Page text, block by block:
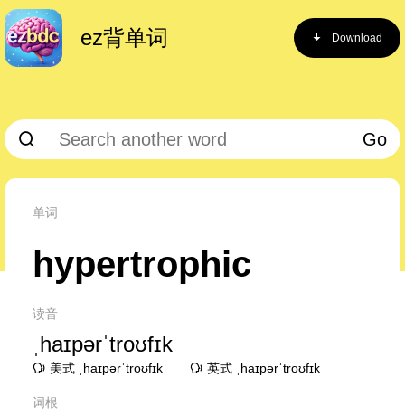
ez背单词 Download
Go
单词
hypertrophic
读音
ˌhaɪpərˈtroʊfɪk
美式 ˌhaɪpərˈtroʊfɪk 英式 ˌhaɪpərˈtroʊfɪk
词根